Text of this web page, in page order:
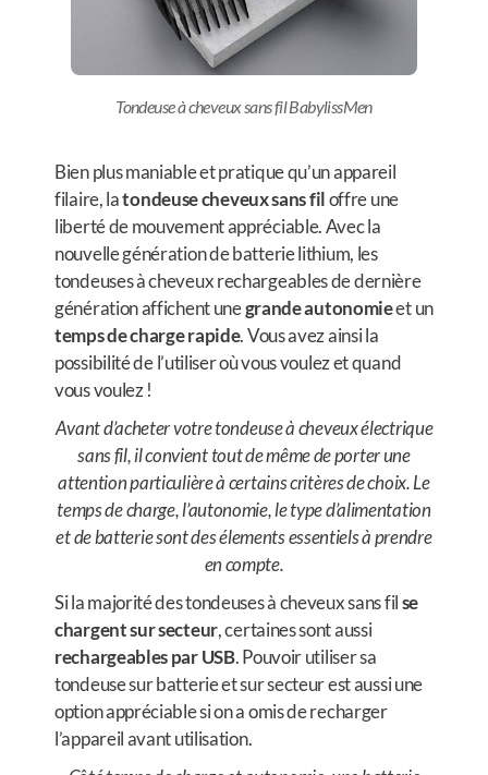
Tondeuse à cheveux sans fil BabylissMen
Bien plus maniable et pratique qu’un appareil
filaire, latondeuse cheveux sans filoffre une
liberté de mouvement appréciable. Avec la
nouvelle génération de batterie lithium, les
tondeuses à cheveux rechargeables de dernière
génération affichent unegrande autonomieet un
temps de charge rapide. Vous avez ainsi la
possibilité de l’utiliser où vous voulez et quand
vous voulez !
Avant d’acheter votre tondeuse à cheveux électrique
sans fil, il convient tout de même de porter une
attention particulière à certains critères de choix. Le
temps de charge, l’autonomie, le type d’alimentation
et de batterie sont des élements essentiels à prendre
en compte.
Si la majorité des tondeuses à cheveux sans filse
chargent sur secteur, certaines sont aussi
rechargeables par USB. Pouvoir utiliser sa
tondeuse sur batterie et sur secteur est aussi une
option appréciable si on a omis de recharger
l’appareil avant utilisation.